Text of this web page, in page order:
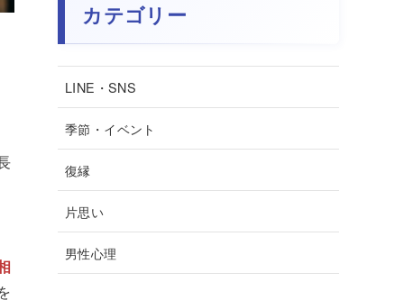
カテゴリー
LINE・SNS
季節・イベント
復縁
片思い
男性心理